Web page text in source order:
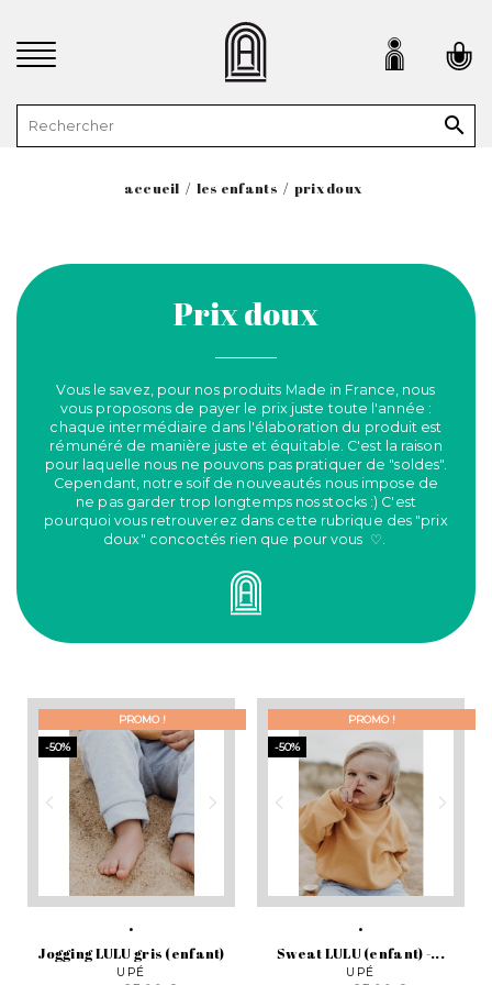

accueil les enfants prix doux
Prix doux
Vous le savez, pour nos produits Made in France, nous
vous proposons de payer le prix juste toute l'année :
chaque intermédiaire dans l'élaboration du produit est
rémunéré de manière juste et équitable. C'est la raison
pour laquelle nous ne pouvons pas pratiquer de "soldes".
Cependant, notre soif de nouveautés nous impose de
ne pas garder trop longtemps nos stocks :) C'est
pourquoi vous retrouverez dans cette rubrique des "prix
doux" concoctés rien que pour vous ♡.
Jogging LULU gris (enfant)
UPÉ
PROMO !
-50%
Sweat LULU (enfant) -...
UPÉ
PROMO !
-50%